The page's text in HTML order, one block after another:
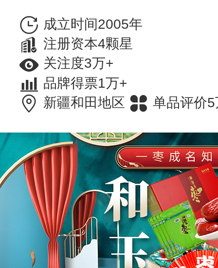
成立时间2005年
注册资本4颗星
关注度3万+
品牌得票1万+
新疆和田地区
单品评价5